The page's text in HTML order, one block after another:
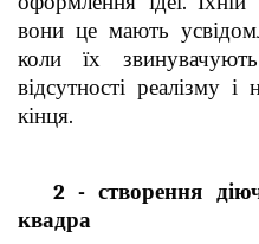
вони це мають
коли їх звинувачують
відсутності реалізму
кінця.
2 - створення
квадра